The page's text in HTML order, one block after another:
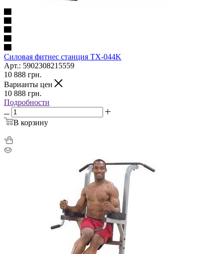
Силовая фитнес станция TX-044K
Арт.: 5902308215559
10 888 грн.
Варианты цен
10 888 грн.
Подробности
В корзину